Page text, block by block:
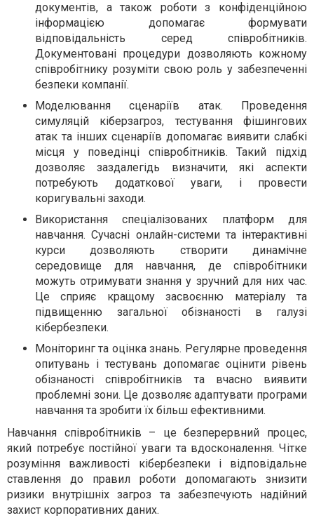
документів, а також роботи з конфіденційною
інформацією допомагає формувати
відповідальність серед співробітників.
Документовані процедури дозволяють кожному
співробітнику розуміти свою роль у забезпеченні
безпеки компанії.
Моделювання сценаріїв атак. Проведення
симуляцій кіберзагроз, тестування фішингових
атак та інших сценаріїв допомагає виявити слабкі
місця у поведінці співробітників. Такий підхід
дозволяє заздалегідь визначити, які аспекти
потребують додаткової уваги, і провести
коригувальні заходи.
Використання спеціалізованих платформ для
навчання. Сучасні онлайн-системи та інтерактивні
курси дозволяють створити динамічне
середовище для навчання, де співробітники
можуть отримувати знання у зручний для них час.
Це сприяє кращому засвоєнню матеріалу та
підвищенню загальної обізнаності в галузі
кібербезпеки.
Моніторинг та оцінка знань. Регулярне проведення
опитувань і тестувань допомагає оцінити рівень
обізнаності співробітників та вчасно виявити
проблемні зони. Це дозволяє адаптувати програми
навчання та зробити їх більш ефективними.
Навчання співробітників – це безперервний процес,
який потребує постійної уваги та вдосконалення. Чітке
розуміння важливості кібербезпеки і відповідальне
ставлення до правил роботи допомагають знизити
ризики внутрішніх загроз та забезпечують надійний
захист корпоративних даних.